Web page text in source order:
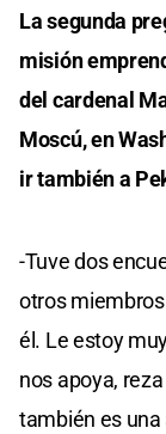
La segunda
misión
del cardenal
Moscú, en
ir también a
-Tuve dos
otros
él. Le estoy
nos apoya,
también es